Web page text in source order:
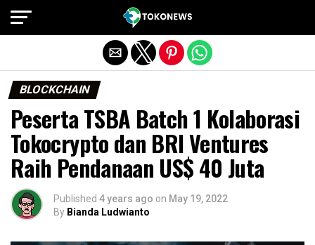
BLOCKCHAIN
Peserta TSBA Batch 1 Kolaborasi
Tokocrypto dan BRI Ventures
Raih Pendanaan US$ 40 Juta
Published 4 years ago on May 19, 2022
By Bianda Ludwianto
Exit mobile version